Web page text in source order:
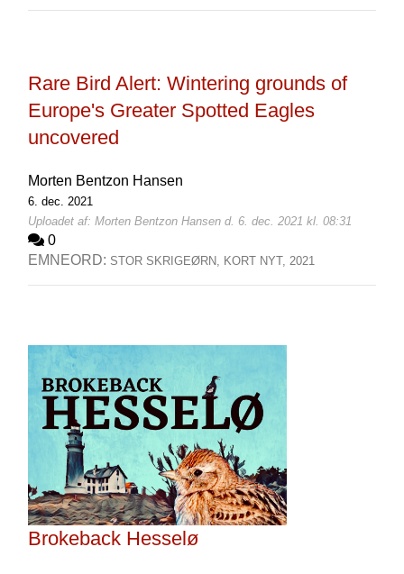
Rare Bird Alert: Wintering grounds of
Europe's Greater Spotted Eagles
uncovered
Morten Bentzon Hansen
6. dec. 2021
Uploadet af: Morten Bentzon Hansen d. 6. dec. 2021 kl. 08:31
0
EMNEORD: STOR SKRIGEØRN, KORT NYT, 2021
Brokeback Hesselø